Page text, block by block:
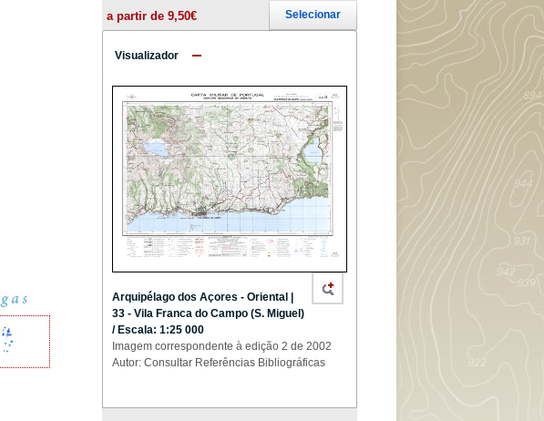
a partir de 9,50€ Selecionar
Visualizador
Arquipélago dos Açores - Oriental |
33 - Vila Franca do Campo (S. Miguel)
/ Escala: 1:25 000
Imagem correspondente à edição 2 de 2002
Autor: Consultar Referências Bibliográficas